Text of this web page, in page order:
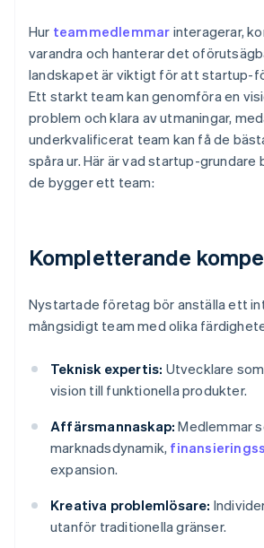
Hur teammedlemmar interagerar,
varandra och hanterar det
landskapet är viktigt för att startup-
Ett starkt team kan genomföra en
problem och klara av utmaningar,
underkvalificerat team kan få de
spåra ur. Här är vad startup-
de bygger ett team:
Kompletterande
Nystartade företag bör anställa ett
mångsidigt team med olika
Teknisk expertis: Utvecklare
vision till funktionella produkter.
Affärsmannaskap: Medlemmar
marknadsdynamik,
expansion.
Kreativa problemlösare:
utanför traditionella gränser.